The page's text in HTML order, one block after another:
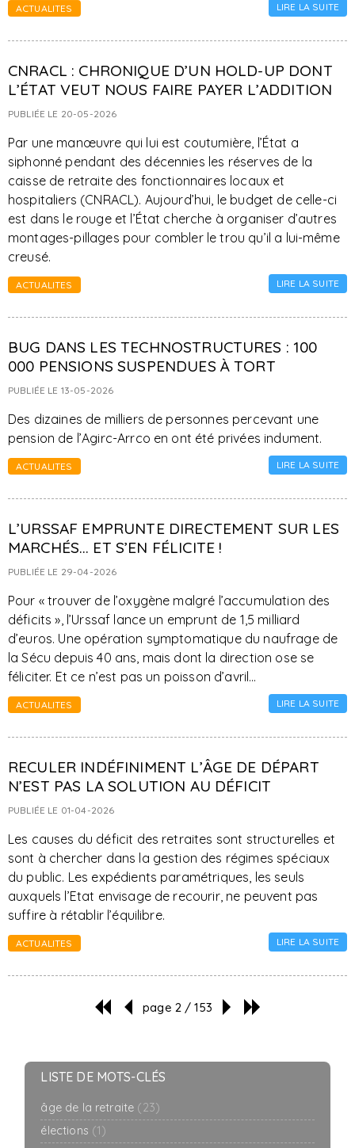
ACTUALITES LIRE LA SUITE
CNRACL : CHRONIQUE D’UN HOLD-UP DONT
L’ÉTAT VEUT NOUS FAIRE PAYER L’ADDITION
PUBLIÉE LE 20-05-2026
Par une manœuvre qui lui est coutumière, l’État a
siphonné pendant des décennies les réserves de la
caisse de retraite des fonctionnaires locaux et
hospitaliers (CNRACL). Aujourd’hui, le budget de celle-ci
est dans le rouge et l’État cherche à organiser d’autres
montages-pillages pour combler le trou qu’il a lui-même
creusé.
ACTUALITES LIRE LA SUITE
BUG DANS LES TECHNOSTRUCTURES : 100
000 PENSIONS SUSPENDUES À TORT
PUBLIÉE LE 13-05-2026
Des dizaines de milliers de personnes percevant une
pension de l’Agirc-Arrco en ont été privées indument.
ACTUALITES LIRE LA SUITE
L’URSSAF EMPRUNTE DIRECTEMENT SUR LES
MARCHÉS… ET S’EN FÉLICITE !
PUBLIÉE LE 29-04-2026
Pour « trouver de l’oxygène malgré l’accumulation des
déficits », l’Urssaf lance un emprunt de 1,5 milliard
d’euros. Une opération symptomatique du naufrage de
la Sécu depuis 40 ans, mais dont la direction ose se
féliciter. Et ce n’est pas un poisson d’avril…
ACTUALITES LIRE LA SUITE
RECULER INDÉFINIMENT L’ÂGE DE DÉPART
N’EST PAS LA SOLUTION AU DÉFICIT
PUBLIÉE LE 01-04-2026
Les causes du déficit des retraites sont structurelles et
sont à chercher dans la gestion des régimes spéciaux
du public. Les expédients paramétriques, les seuls
auxquels l’Etat envisage de recourir, ne peuvent pas
suffire à rétablir l’équilibre.
ACTUALITES LIRE LA SUITE
page 2 / 153
LISTE DE MOTS-CLÉS
âge de la retraite (23)
élections (1)